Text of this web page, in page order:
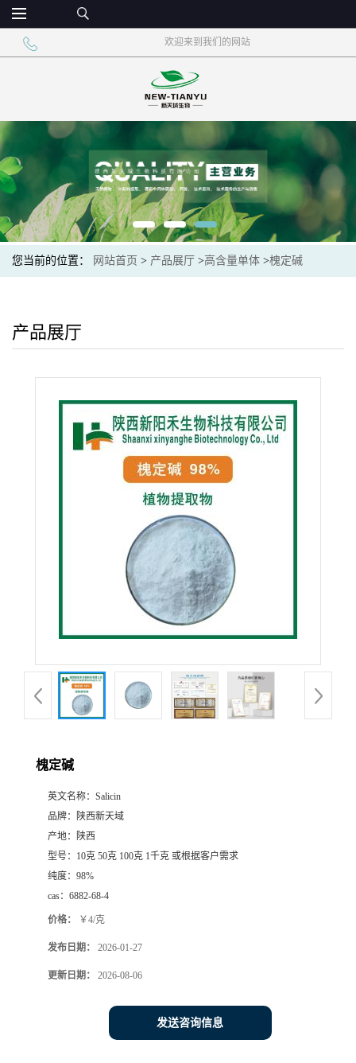
欢迎来到我们的网站
您当前的位置： 网站首页 > 产品展厅 >高含量单体 >槐定碱
产品展厅
槐定碱
英文名称： Salicin
品牌：
陕西新天域
产地：
陕西
型号： 10克 50克 100克 1千克 或根据客户需求
纯度： 98%
cas： 6882-68-4
价格： ￥4/克
发布日期： 2026-01-27
更新日期： 2026-08-06
发送咨询信息